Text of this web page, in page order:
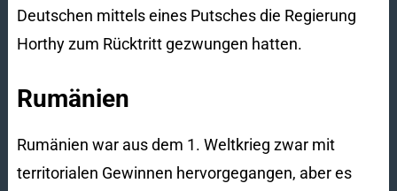
Deutschen mittels eines Putsches die Regierung
Horthy zum Rücktritt gezwungen hatten.
Rumänien
Rumänien war aus dem 1. Weltkrieg zwar mit
territorialen Gewinnen hervorgegangen, aber es